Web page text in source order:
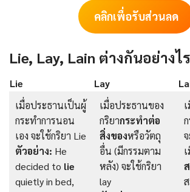
คลิกเพื่อรับส่วนลด
Lie, Lay, Lain ต่างกันอย่างไ
Lie Lay
เมื่อประธานเป็นผู้
กระทำการนอน
เอง จะใช้กริยา Lie
ตัวอย่าง: He
decided to lie
quietly in bed,
เมื่อประธานของ
กริยากระทำต่อ
สิ่งของหรือวัตถุ
อื่น (มีกรรมตาม
หลัง) จะใช้กริยา
lay